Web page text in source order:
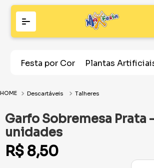
Festa por Cor Plantas
Descartáveis Talheres
Garfo Sobremesa Prata
unidades
R$ 8,50